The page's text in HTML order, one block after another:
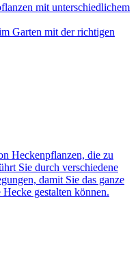
mit unterschiedlichem
Garten mit der richtigen
Heckenpflanzen, die zu
Sie durch verschiedene
damit Sie das ganze
gestalten können.